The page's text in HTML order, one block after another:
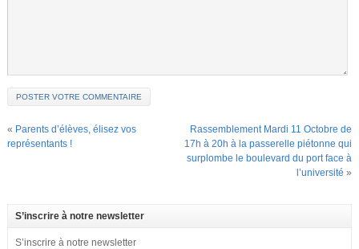
« Parents d’élèves, élisez vos
représentants !
Rassemblement Mardi 11 Octobre de
17h à 20h à la passerelle piétonne qui
surplombe le boulevard du port face à
l’université »
S’inscrire à notre newsletter
S’inscrire à notre newsletter